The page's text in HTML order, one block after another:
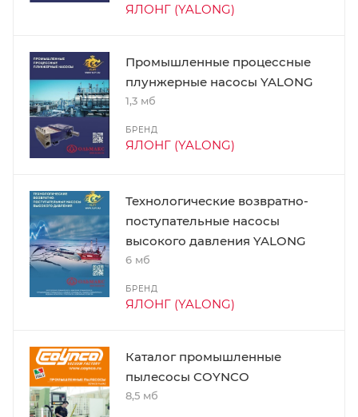
ЯЛОНГ (YALONG)
Промышленные процессные
плунжерные насосы YALONG
1,3 мб
БРЕНД
ЯЛОНГ (YALONG)
Технологические возвратно-
поступательные насосы
высокого давления YALONG
6 мб
БРЕНД
ЯЛОНГ (YALONG)
Каталог промышленные
пылесосы COYNCO
8,5 мб